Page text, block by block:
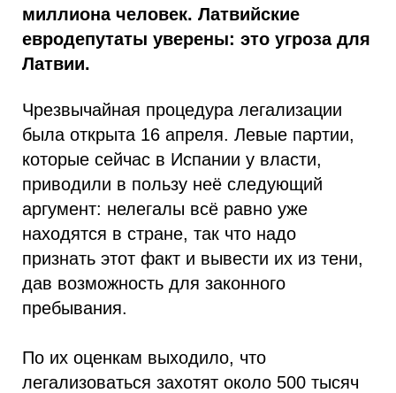
миллиона человек. Латвийские
евродепутаты уверены: это угроза для
Латвии.
Чрезвычайная процедура легализации
была открыта 16 апреля. Левые партии,
которые сейчас в Испании у власти,
приводили в пользу неё следующий
аргумент: нелегалы всё равно уже
находятся в стране, так что надо
признать этот факт и вывести их из тени,
дав возможность для законного
пребывания.
По их оценкам выходило, что
легализоваться захотят около 500 тысяч